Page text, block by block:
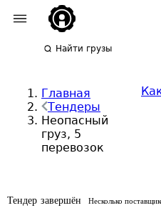
Найти грузы
Главная
Тендеры
Неопасный
груз, 5
перевозок
Тендер завершён Несколько